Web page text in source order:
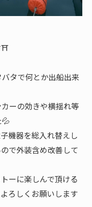
⛩
タで何とか出船出来
ーの効きや横揺れ等
機器を総入れ替えし
で外装含め改善して
ーに楽しんで頂ける
ろしくお願いします